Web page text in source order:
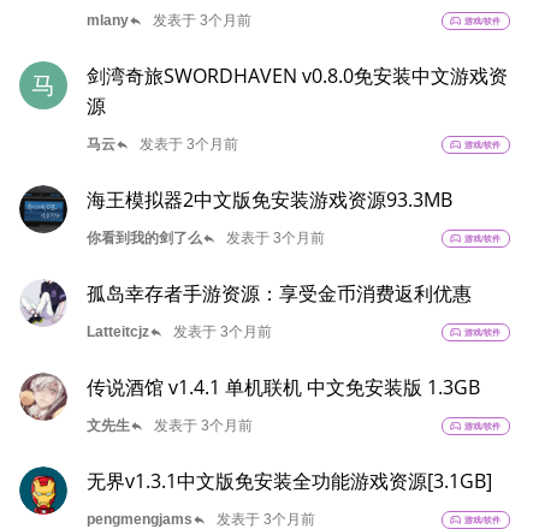
mlanyreply 发表于 3个月前 sports_esports 游戏/软件
马
剑湾奇旅SWORDHAVEN v0.8.0免安装中文游戏资
源
马云reply 发表于 3个月前 sports_esports 游戏/软件
海王模拟器2中文版免安装游戏资源93.3MB
你看到我的剑了么reply 发表于 3个月前 sports_esports 游戏/软件
孤岛幸存者手游资源：享受金币消费返利优惠
Latteitcjzreply 发表于 3个月前 sports_esports 游戏/软件
传说酒馆 v1.4.1 单机联机 中文免安装版 1.3GB
文先生reply 发表于 3个月前 sports_esports 游戏/软件
无界v1.3.1中文版免安装全功能游戏资源[3.1GB]
pengmengjamsreply 发表于 3个月前 sports_esports 游戏/软件